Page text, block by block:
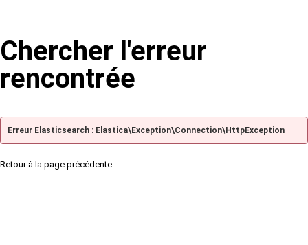
Chercher l'erreur
rencontrée
Erreur Elasticsearch : Elastica\Exception\Connection\HttpException
Retour à la page précédente.